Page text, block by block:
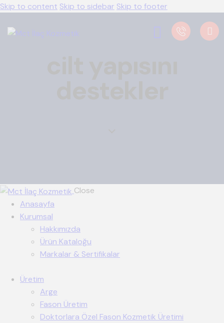
Skip to content Skip to sidebar Skip to footer
Close
Anasayfa
Kurumsal
Hakkımızda
Ürün Kataloğu
Markalar & Sertifikalar
Üretim
Arge
Fason Üretim
Doktorlara Özel Fason Kozmetik Üretimi